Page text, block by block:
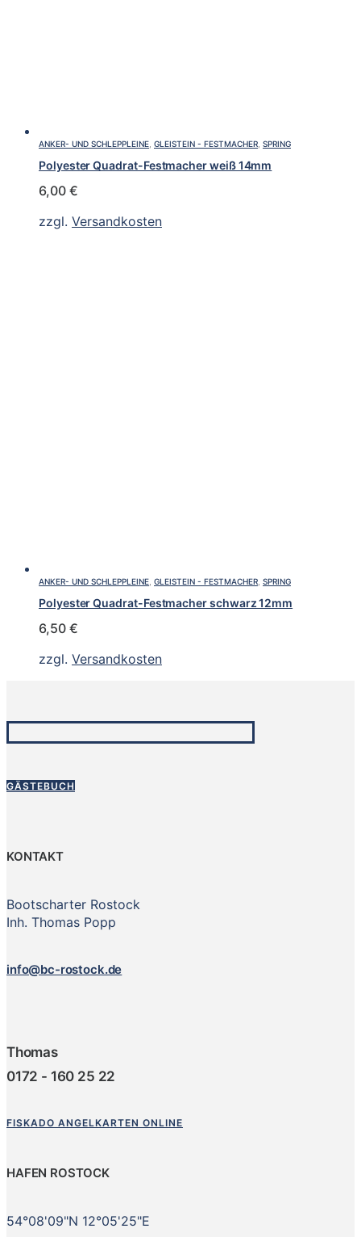
ANKER- UND SCHLEPPLEINE GLEISTEIN - FESTMACHER SPRING
Polyester Quadrat-Festmacher weiß 14mm
6,00 €
zzgl. Versandkosten
ANKER- UND SCHLEPPLEINE GLEISTEIN - FESTMACHER SPRING
Polyester Quadrat-Festmacher schwarz 12mm
6,50 €
zzgl. Versandkosten
GÄSTEBUCH
KONTAKT
Bootscharter Rostock
Inh. Thomas Popp
info@bc-rostock.de
Thomas
0172 - 160 25 22
FISKADO ANGELKARTEN ONLINE
HAFEN ROSTOCK
54°08'09"N 12°05'25"E